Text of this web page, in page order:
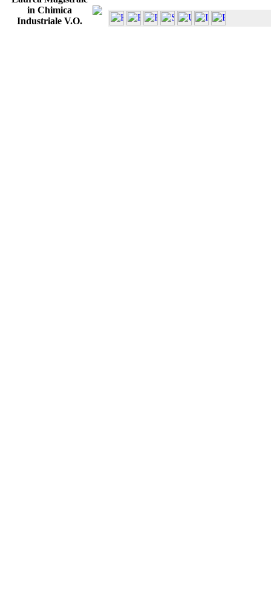
in Chimica
Industriale V.O.